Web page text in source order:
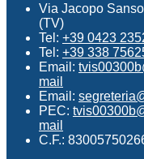
Via Jacopo
(TV)
Tel: +39 0423
Tel: +39 338
Email:
mail
Email:
PEC:
mail
C.F.: